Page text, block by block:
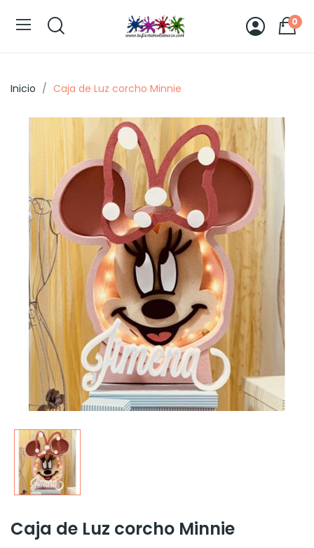
0
Inicio Caja de Luz corcho Minnie
Caja de Luz corcho Minnie